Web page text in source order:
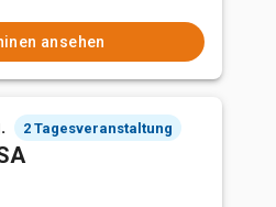
ansehen
2 Tagesveranstaltung